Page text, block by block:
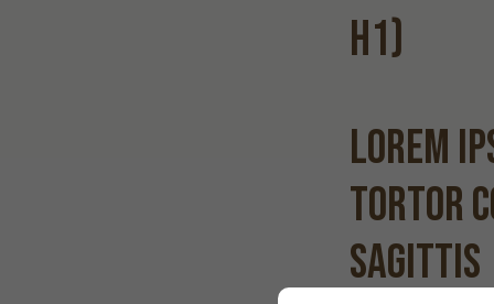
h1)
Lorem
tortor
sagittis